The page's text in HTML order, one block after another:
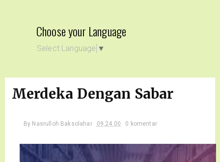
Choose your Language
Select Language ▼
Merdeka Dengan Sabar
By Nasrulloh Baksolahar 09.24.00 0 komentar